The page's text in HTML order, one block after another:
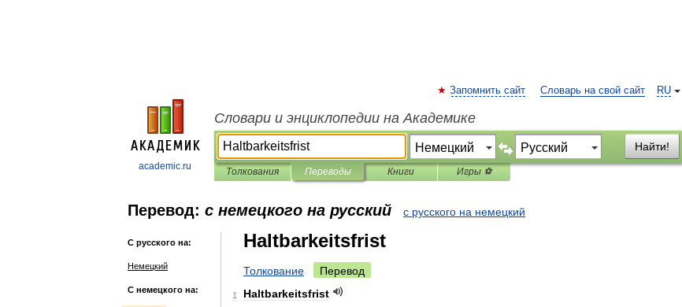
academic.ru
RU
Запомнить сайт Словарь на свой сайт
Словари и энциклопедии на Академике
Найти!
Толкования Переводы Книги Игры ⚽
Перевод: с немецкого на русский с русского на немецкий
С русского на:
Немецкий
С немецкого на:
Haltbarkeitsfrist
Толкование Перевод
1
Haltbarkeitsfrist